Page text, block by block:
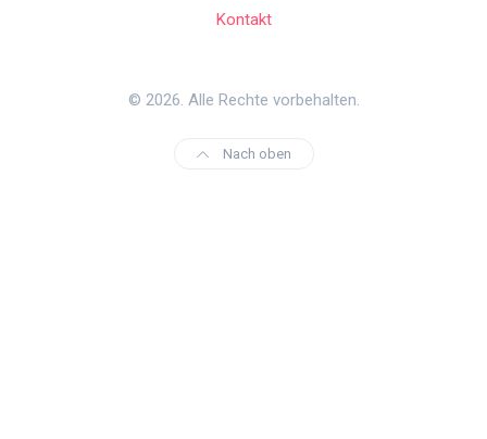
Kontakt
© 2026. Alle Rechte vorbehalten.
Nach oben